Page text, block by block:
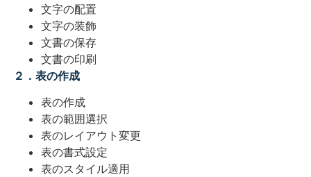
文字の配置
文字の装飾
文書の保存
文書の印刷
２．表の作成
表の作成
表の範囲選択
表のレイアウト変更
表の書式設定
表のスタイル適用